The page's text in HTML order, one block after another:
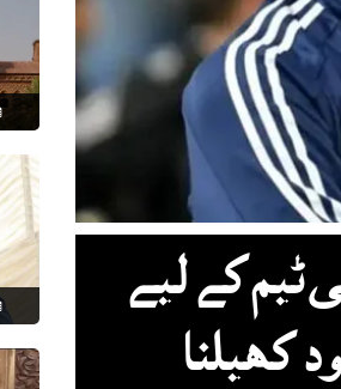
کے لیے
کھیلنا